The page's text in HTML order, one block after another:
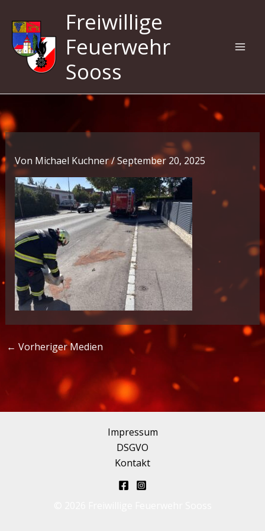
Inhalt
springen
Freiwillige
Feuerwehr
Sooss
Von Michael Kuchner/September 20, 2025
← Vorheriger Medien
Impressum
DSGVO
Kontakt